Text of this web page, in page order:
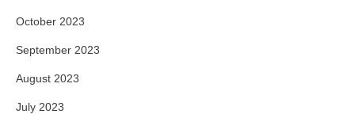
October 2023
September 2023
August 2023
July 2023